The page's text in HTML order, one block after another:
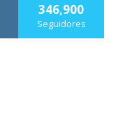
346,900
Seguidores